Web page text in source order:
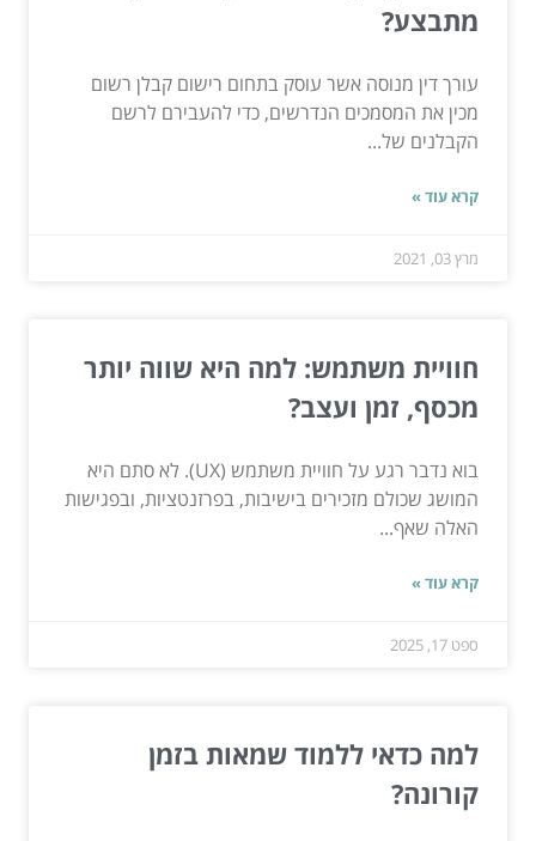
מתבצע?
עורך דין מנוסה אשר עוסק בתחום רישום קבלן רשום
מכין את המסמכים הנדרשים, כדי להעבירם לרשם
הקבלנים של...
קרא עוד »
מרץ 03, 2021
חוויית משתמש: למה היא שווה יותר
מכסף, זמן ועצב?
בוא נדבר רגע על חוויית משתמש (UX). לא סתם היא
המושג שכולם מזכירים בישיבות, בפרזנטציות, ובפגישות
האלה שאף...
קרא עוד »
ספט 17, 2025
למה כדאי ללמוד שמאות בזמן
קורונה?